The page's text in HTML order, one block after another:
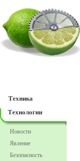
Техника
Технологии
Новости
Явление
Безопасность